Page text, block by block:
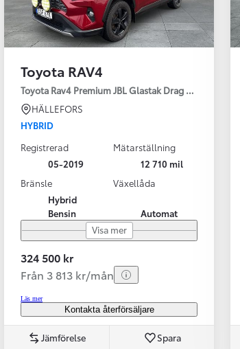
Toyota RAV4
Toyota Rav4 Premium JBL Glastak Drag Motorv Vhjul
HÄLLEFORS
HYBRID
Registrerad
05-2019
Mätarställning
12 710 mil
Bränsle
Hybrid
Bensin
Växellåda
Automat
Visa mer
324 500 kr
Från 3 813 kr/mån
Läs mer
Kontakta återförsäljare
Jämförelse Spara